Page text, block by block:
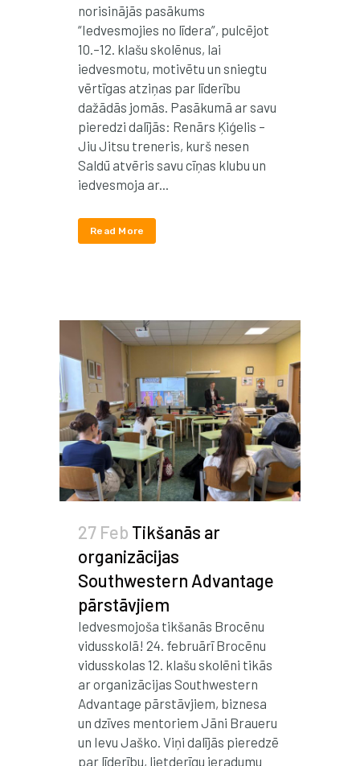
norisinājās pasākums
“Iedvesmojies no līdera”, pulcējot
10.–12. klašu skolēnus, lai
iedvesmotu, motivētu un sniegtu
vērtīgas atziņas par līderību
dažādās jomās. Pasākumā ar savu
pieredzi dalījās: Renārs Ķiģelis –
Jiu Jitsu treneris, kurš nesen
Saldū atvēris savu cīņas klubu un
iedvesmoja ar...
Read More
27 Feb Tikšanās ar
organizācijas
Southwestern Advantage
pārstāvjiem
Iedvesmojoša tikšanās Brocēnu
vidusskolā! 24. februārī Brocēnu
vidusskolas 12. klašu skolēni tikās
ar organizācijas Southwestern
Advantage pārstāvjiem, biznesa
un dzīves mentoriem Jāni Braueru
un Ievu Jaško. Viņi dalījās pieredzē
par līderību, lietderīgu ieradumu